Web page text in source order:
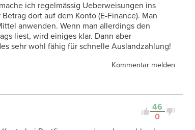
ich regelmässig Ueberweisungen ins
dort auf dem Konto (E-Finance). Man
anwenden. Wenn man allerdings den
liest, wird einiges klar. Dann aber
sehr wohl fähig für schnelle Auslandzahlung!
Kommentar melden
46
0